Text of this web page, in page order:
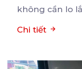
không cần lo
Chi tiết